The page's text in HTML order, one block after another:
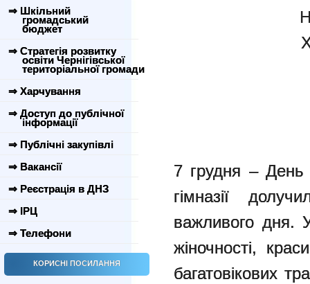
⇒ Шкільний
громадський
бюджет
⇒ Стратегія розвитку
освіти Чернігівської
територіальної громади
⇒ Харчування
⇒ Доступ до публічної
інформації
⇒ Публічні закупівлі
⇒ Вакансії
⇒ Реєстрація в ДНЗ
⇒ ІРЦ
⇒ Телефони
КОРИСНІ ПОСИЛАННЯ
7 грудня – День
гімназії
важливого дня.
жіночності,
багатовікових